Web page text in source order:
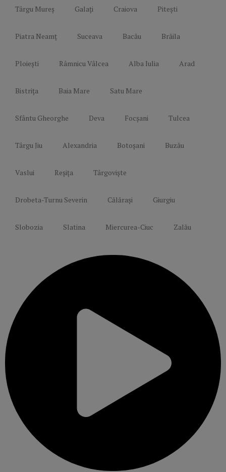
Târgu Mureș Galați Craiova Pitești
Piatra Neamț Suceava Bacău Brăila
Ploiești Râmnicu Vâlcea Alba Iulia Arad
Bistrița Baia Mare Satu Mare
Sfântu Gheorghe Deva Focșani Tulcea
Târgu Jiu Alexandria Botoșani Buzău
Vaslui Reșița Târgoviște
Drobeta-Turnu Severin Călărași Giurgiu
Slobozia Slatina Miercurea-Ciuc Zalău